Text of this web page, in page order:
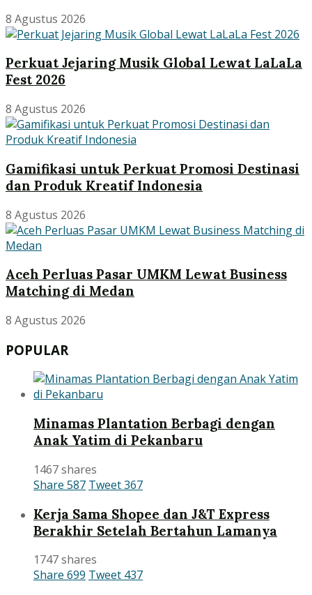
8 Agustus 2026
Perkuat Jejaring Musik Global Lewat LaLaLa
Fest 2026
8 Agustus 2026
Gamifikasi untuk Perkuat Promosi Destinasi
dan Produk Kreatif Indonesia
8 Agustus 2026
Aceh Perluas Pasar UMKM Lewat Business
Matching di Medan
8 Agustus 2026
POPULAR
Minamas Plantation Berbagi dengan
Anak Yatim di Pekanbaru
1467 shares
Share 587 Tweet367
Kerja Sama Shopee dan J&T Express
Berakhir Setelah Bertahun Lamanya
1747 shares
Share 699 Tweet 437